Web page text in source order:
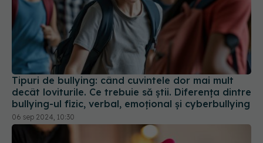
Tipuri de bullying: când cuvintele dor mai mult
decât loviturile. Ce trebuie să știi. Diferența dintre
bullying-ul fizic, verbal, emoțional și cyberbullying
06 sep 2024, 10:30